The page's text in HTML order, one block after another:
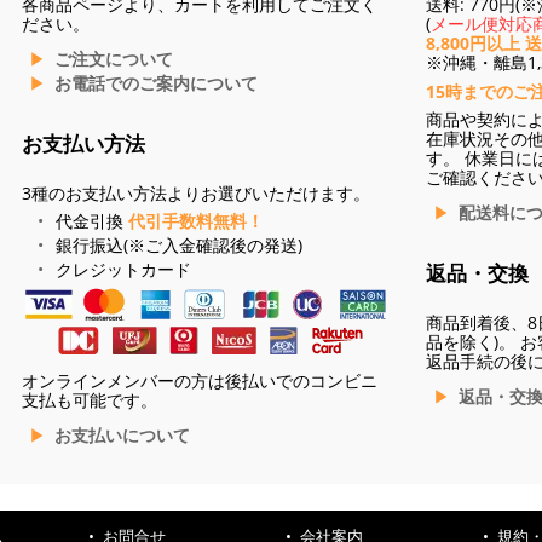
各商品ページより、カートを利用してご注文く
ださい。
ご注文について
お電話でのご案内について
お支払い方法
3種のお支払い方法よりお選びいただけます。
代金引換 代引手数料無料！
銀行振込(※ご入金確認後の発送)
クレジットカード
オンラインメンバーの方は後払いでのコンビニ
支払も可能です。
お支払いについて
送料: 770円(※
(メール便対応
8,800円以上
※沖縄・離島
15時までのご
商品や契約に
在庫状況その
す。 休業日に
ご確認くださ
配送料に
返品・交換
商品到着後、
品を除く)。
返品手続の後
返品・交
お問合せ 会社案内 規約